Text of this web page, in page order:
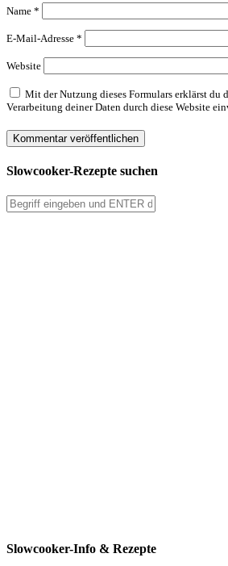
Name *
E-Mail-Adresse *
Website
Mit der Nutzung dieses Formulars erklärst du
Verarbeitung deiner Daten durch diese Website
Slowcooker-Rezepte suchen
Slowcooker-Info & Rezepte